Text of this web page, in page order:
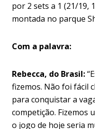
por 2 sets a 1 (21/19,
montada no parque
Com a palavra:
Rebecca, do Brasil:
fizemos. Não foi fácil
para conquistar a
competição. Fizemos
o jogo de hoje seria